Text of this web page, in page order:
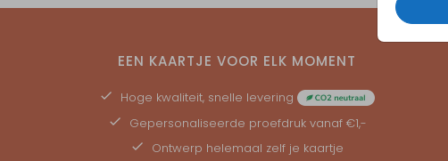
EEN KAARTJE VOOR ELK MOMENT
Hoge kwaliteit, snelle levering
Gepersonaliseerde proefdrukvanaf €1,-
Ontwerp helemaal zelf je kaartje